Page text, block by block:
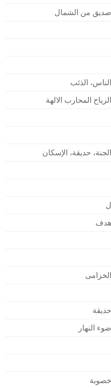
صديق من الشمال
الناس، الذئب
الرياح المحارب الالهة
الجنة، حديقة، الإسكان
ل
هدف
الخزامى
حديقة
ضوء النهار
خصوبة